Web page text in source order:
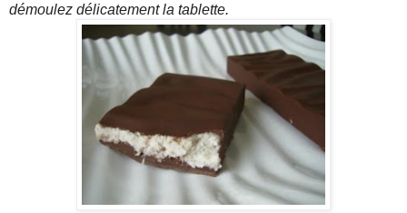
démoulez délicatement la tablette.